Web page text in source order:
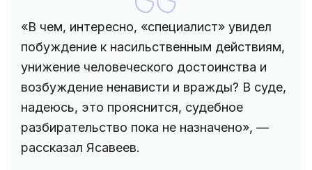
«В чем, интересно, «специалист» увидел
побуждение к насильственным действиям,
унижение человеческого достоинства и
возбуждение ненависти и вражды? В суде,
надеюсь, это прояснится, судебное
разбирательство пока не назначено», —
рассказал Ясавеев.